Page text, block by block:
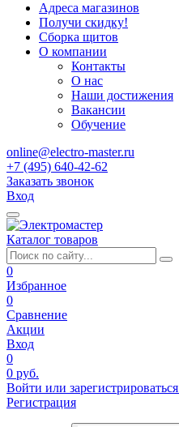
Адреса магазинов
Получи скидку!
Сборка щитов
О компании
Контакты
О нас
Наши достижения
Вакансии
Обучение
online@electro-master.ru
+7 (495) 640-42-62
Заказать звонок
Вход
Каталог товаров
0
Избранное
0
Сравнение
Акции
Вход
0
0 руб.
Войти или зарегистрироваться
Регистрация